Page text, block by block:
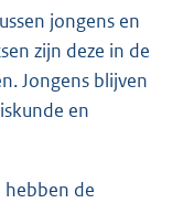
jongens en
zijn deze in de
Jongens blijven
en
hebben de